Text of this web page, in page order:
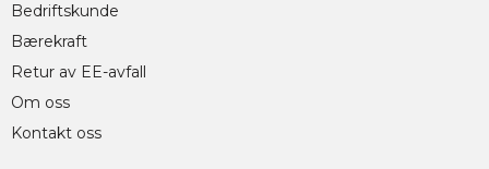
Bedriftskunde
Bærekraft
Retur av EE-avfall
Om oss
Kontakt oss